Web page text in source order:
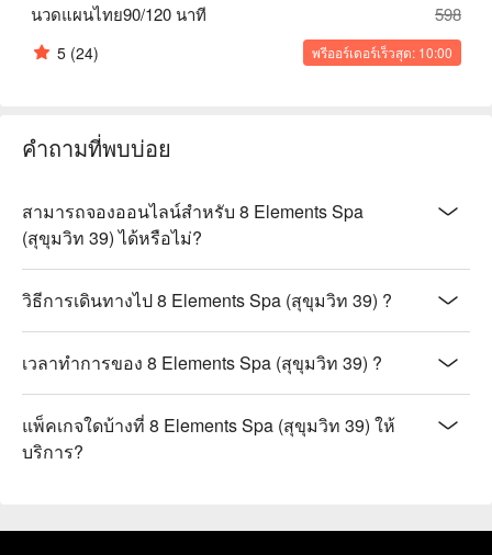
นวดแผนไทย90/120 นาที
598
5 (24) พรีออร์เดอร์เร็วสุด: 10:00
คำถามที่พบบ่อย
สามารถจองออนไลน์สำหรับ 8 Elements Spa
(สุขุมวิท 39) ได้หรือไม่?
วิธีการเดินทางไป 8 Elements Spa (สุขุมวิท 39) ?
เวลาทำการของ 8 Elements Spa (สุขุมวิท 39) ?
แพ็คเกจใดบ้างที่ 8 Elements Spa (สุขุมวิท 39) ให้
บริการ?